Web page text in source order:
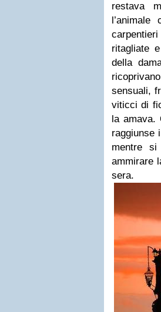
restava
ritagliate
della
sensuali,
viticci di
la amava.
raggiunse
mentre
ammirare
sera.